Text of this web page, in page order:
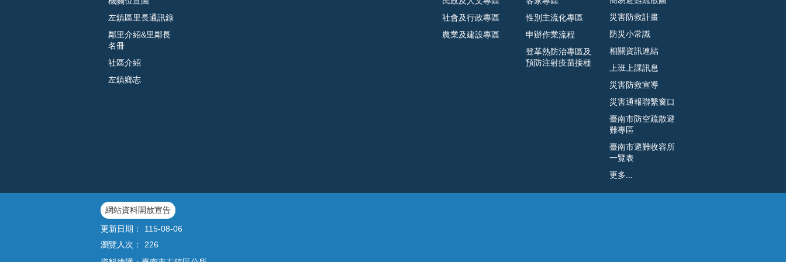
左鎮區里長通訊錄
鄰里介紹&里鄰長
名冊
社區介紹
左鎮鄉志
社會及行政專區
農業及建設專區
性別主流化專區
申辦作業流程
登革熱防治專區及
預防注射疫苗接種
災害防救計畫
防災小常識
相關資訊連結
上班上課訊息
災害防救宣導
災害通報聯繫窗口
臺南市防空疏散避
難專區
臺南市避難收容所
一覽表
更多...
網站資料開放宣告
更新日期：
115-08-06
瀏覽人次：
226